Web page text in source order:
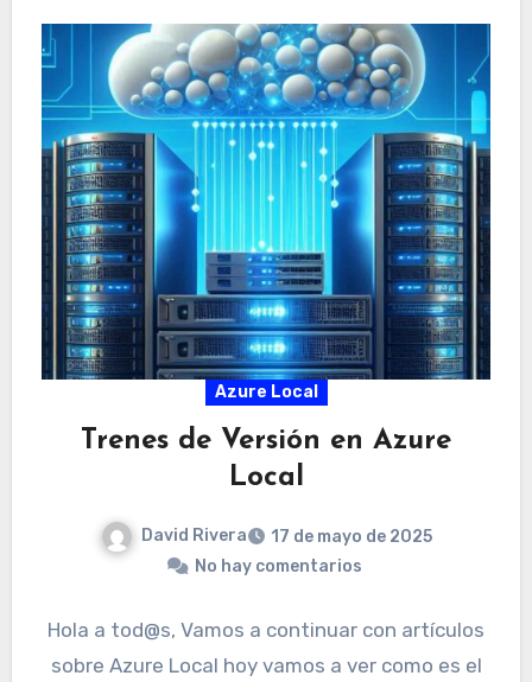
Azure Local
Trenes de Versión en Azure
Local
David Rivera
17 de mayo de 2025
No hay comentarios
Hola a tod@s, Vamos a continuar con artículos
sobre Azure Local hoy vamos a ver como es el